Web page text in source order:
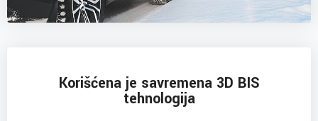
Korišćena je savremena 3D BIS
tehnologija